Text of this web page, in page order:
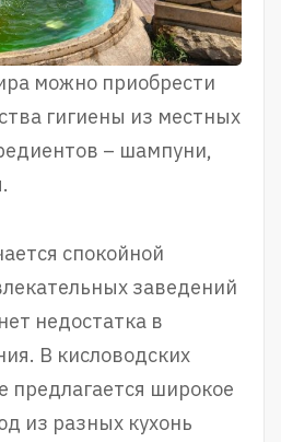
можно приобрести
гигиены из местных
– шампуни,
спокойной
заведений
недостатка в
В кисловодских
предлагается широкое
из разных кухонь